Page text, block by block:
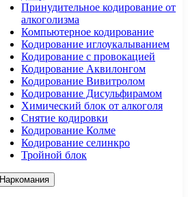
Принудительное кодирование от
алкоголизма
Компьютерное кодирование
Кодирование иглоукалыванием
Кодирование с провокацией
Кодирование Аквилонгом
Кодирование Вивитролом
Кодирование Дисульфирамом
Химический блок от алкоголя
Снятие кодировки
Кодирование Колме
Кодирование селинкро
Тройной блок
Наркомания